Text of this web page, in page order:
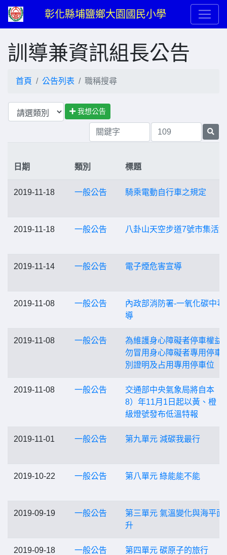
彰化縣埔鹽鄉大園國民小學
訓導兼資訊組長公告
首頁 公告列表 職稱搜尋
我想公告
日期 類別 標題
2019-11-18 一般公告 騎乘電動自行車之規定
2019-11-18 一般公告 八卦山天空步道7號市集活動
2019-11-14 一般公告 電子煙危害宣導
2019-11-08 一般公告
內政部消防署-一氧化碳中毒
導
2019-11-08 一般公告
為維護身心障礙者停車權益
勿冒用身心障礙者專用停車
別證明及占用專用停車位
2019-11-08 一般公告
交通部中央氣象局將自本（
8）年11月1日起以黃、橙、
級燈號發布低溫特報
2019-11-01 一般公告 第九單元 減碳我最行
2019-10-22 一般公告 第八單元 綠能能不能
2019-09-19 一般公告
第三單元 氣溫變化與海平面
升
2019-09-18 一般公告 第四單元 碳原子的旅行